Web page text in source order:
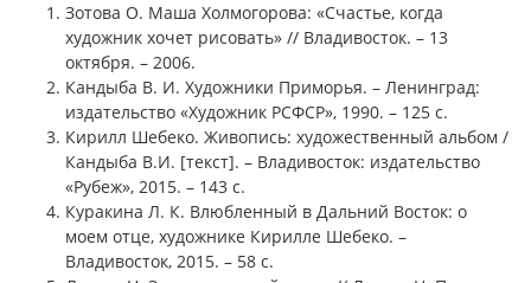
Зотова О. Маша Холмогорова: «Счастье, когда
художник хочет рисовать» // Владивосток. – 13
октября. – 2006.
Кандыба В. И. Художники Приморья. – Ленинград:
издательство «Художник РСФСР», 1990. – 125 с.
Кирилл Шебеко. Живопись: художественный альбом /
Кандыба В.И. [текст]. – Владивосток: издательство
«Рубеж», 2015. – 143 с.
Куракина Л. К. Влюбленный в Дальний Восток: о
моем отце, художнике Кирилле Шебеко. –
Владивосток, 2015. – 58 с.